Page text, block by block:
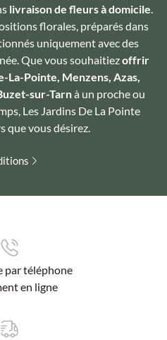
livraison de fleurs à domicile.
florales, préparés dans
uniquement avec des
Que vous souhaitiezoffrir
La-Pointe, Menzens, Azas,
sur-Tarnà un proche ou
Les Jardins De La Pointe
que vous désirez.
par téléphone
en ligne